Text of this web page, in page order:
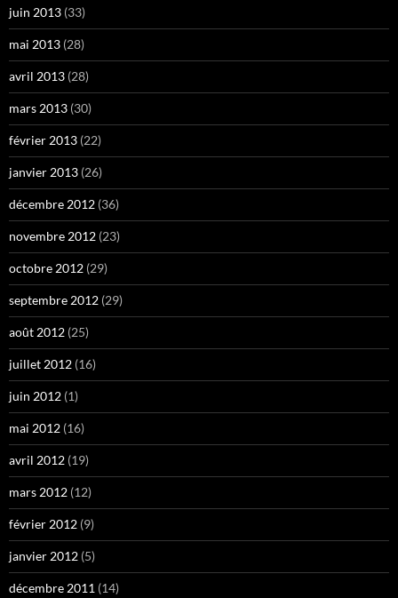
juin 2013 (33)
mai 2013 (28)
avril 2013 (28)
mars 2013 (30)
février 2013 (22)
janvier 2013 (26)
décembre 2012 (36)
novembre 2012 (23)
octobre 2012 (29)
septembre 2012 (29)
août 2012 (25)
juillet 2012 (16)
juin 2012 (1)
mai 2012 (16)
avril 2012 (19)
mars 2012 (12)
février 2012 (9)
janvier 2012 (5)
décembre 2011 (14)